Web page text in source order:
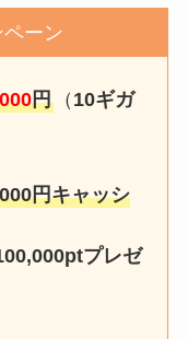
ペーン
円 （ 10ギガ
円キャッシ
,000ptプレゼ